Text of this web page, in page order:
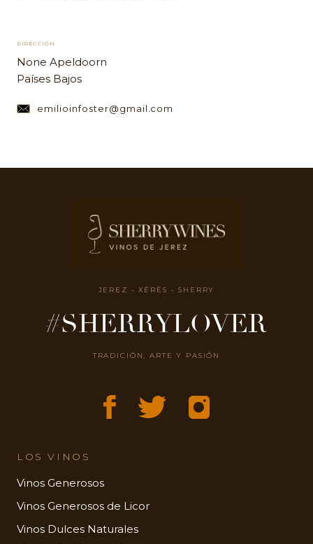
DIRECCIÓN
None Apeldoorn
Países Bajos
emilioinfoster@gmail.com
JEREZ - XÉRÈS - SHERRY
#SHERRYLOVER
TRADICIÓN, ARTE Y PASIÓN
LOS VINOS
Vinos Generosos
Vinos Generosos de Licor
Vinos Dulces Naturales